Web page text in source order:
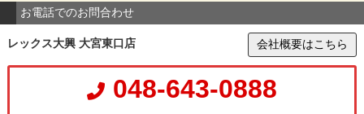
お電話でのお問合わせ
レックス大興 大宮東口店 会社概要はこちら
048-643-0888